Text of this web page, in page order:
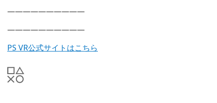
——————————
——————————
PS VR公式サイトはこちら